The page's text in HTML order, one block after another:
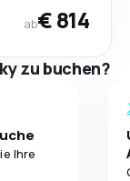
ab€ 814
zu buchen?
Ihre